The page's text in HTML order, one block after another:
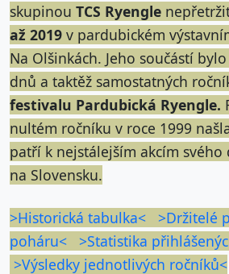
skupinou TCS Ryengle
až 2019 v pardubickém
Na Olšinkách. Jeho součástí
dnů a taktěž samostatných
festivalu Pardubická Ryengle.
nultém ročníku v roce 1999
patří k nejstálejším akcím svého
na Slovensku.
>Historická tabulka<
>Držitelé
poháru<
>Statistika
>Výsledky jednotlivých ročníků<